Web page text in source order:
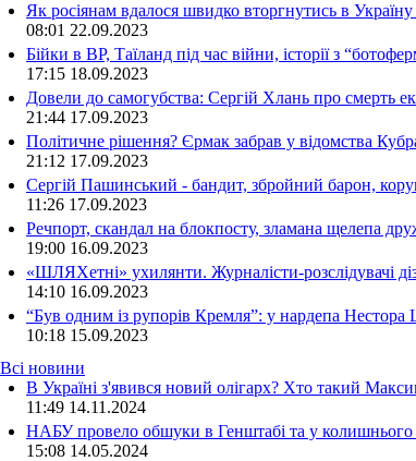
Як росіянам вдалося швидко вторгнутись в
08:01 22.09.2023
Бійки в ВР, Таїланд під час війни, історії з
17:15 18.09.2023
Довели до самогубства: Сергій Хлань про смерть
21:44 17.09.2023
Політичне рішення? Єрмак забрав у відомства
21:12 17.09.2023
Сергій Пашинський - бандит, збройний барон,
11:26 17.09.2023
Речпорт, скандал на блокпосту, зламана щелепа
19:00 16.09.2023
«ШЛЯХетні» ухилянти. Журналісти-розслідувачі
14:10 16.09.2023
“Був одним із рупорів Кремля”: у нардепа
10:18 15.09.2023
Всі новини
В Україні з'явився новий олігарх? Хто такий
11:49 14.11.2024
НАБУ провело обшуки в Генштабі та у колишнього
15:08 14.05.2024